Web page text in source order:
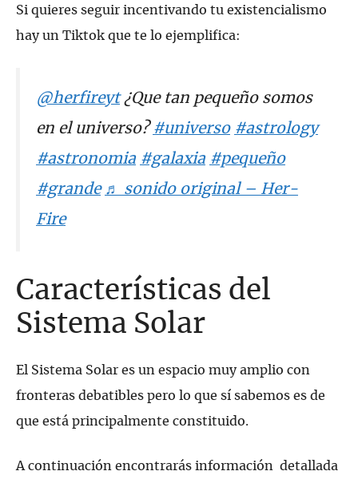
Si quieres seguir incentivando tu existencialismo
hay un Tiktok que te lo ejemplifica:
@herfireyt¿Que tan pequeño somos
en el universo? #universo #astrology
#astronomia #galaxia #pequeño
#grande ♬ sonido original – Her-
Fire
Características del
Sistema Solar
El Sistema Solar es un espacio muy amplio con
fronteras debatibles pero lo que sí sabemos es de
que está principalmente constituido.
A continuación encontrarás información detallada